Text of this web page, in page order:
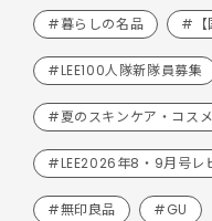
#暮らしの名品 #【
#LEE100人隊新隊員募集
#夏のスキンケア・コスメ
#LEE2026年8・9月号レ
#無印良品 #GU